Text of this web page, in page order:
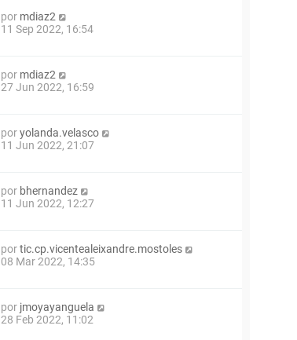
por mdiaz2
11 Sep 2022, 16:54
por mdiaz2
27 Jun 2022, 16:59
poryolanda.velasco
11 Jun 2022, 21:07
por bhernandez
11 Jun 2022, 12:27
portic.cp.vicentealeixandre.mostoles
08 Mar 2022, 14:35
por jmoyayanguela
28 Feb 2022, 11:02